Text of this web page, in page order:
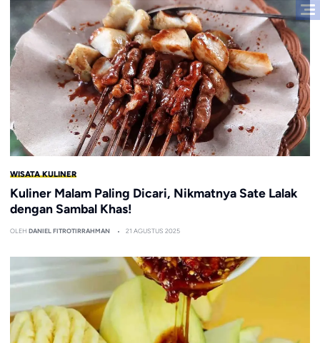
WISATA KULINER
Kuliner Malam Paling Dicari, Nikmatnya Sate Lalak
dengan Sambal Khas!
OLEH DANIEL FITROTIRRAHMAN 21 AGUSTUS 2025